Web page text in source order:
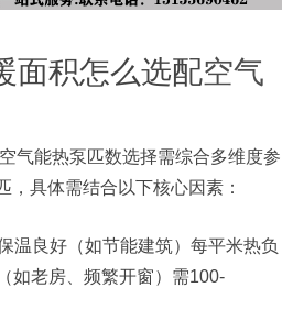
面积怎么选配空气
气能热泵匹数选择需综合多维度参
，具体需结合以下核心因素：
温良好（如节能建筑）每平米热负
如老房、频繁开窗）需100-